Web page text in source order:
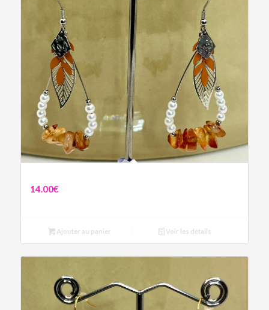
14.00€
Ajouter au panier Voir les détails